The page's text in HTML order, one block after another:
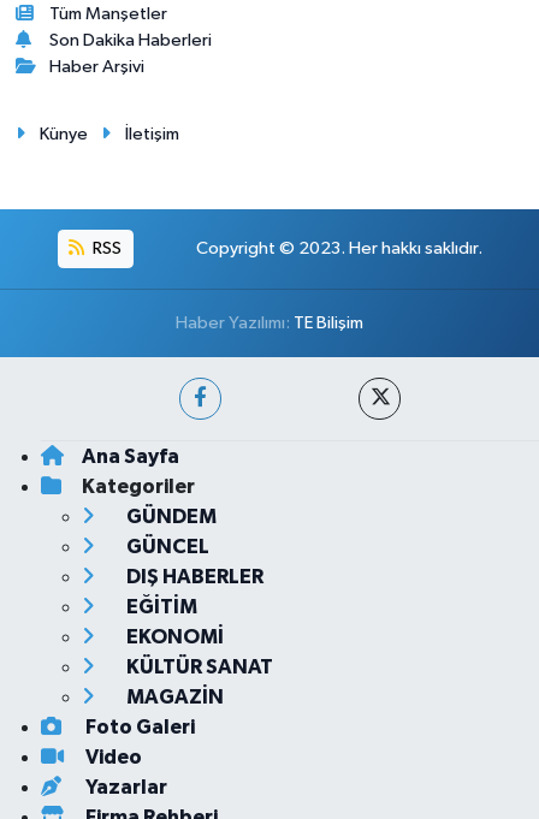
Tüm Manşetler
Son Dakika Haberleri
Haber Arşivi
Künye İletişim
RSS Copyright © 2023. Her hakkı saklıdır.
Haber Yazılımı: TE Bilişim
Ana Sayfa
Kategoriler
GÜNDEM
GÜNCEL
DIŞ HABERLER
EĞİTİM
EKONOMİ
KÜLTÜR SANAT
MAGAZİN
Foto Galeri
Video
Yazarlar